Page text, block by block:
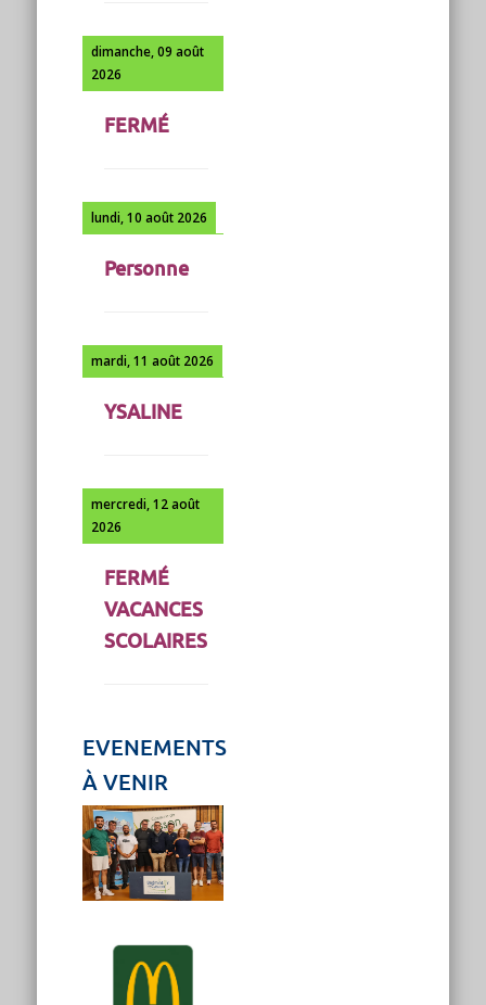
dimanche, 09 août
2026
FERMÉ
lundi, 10 août 2026
Personne
mardi, 11 août 2026
YSALINE
mercredi, 12 août
2026
FERMÉ
VACANCES
SCOLAIRES
EVENEMENTS
À VENIR